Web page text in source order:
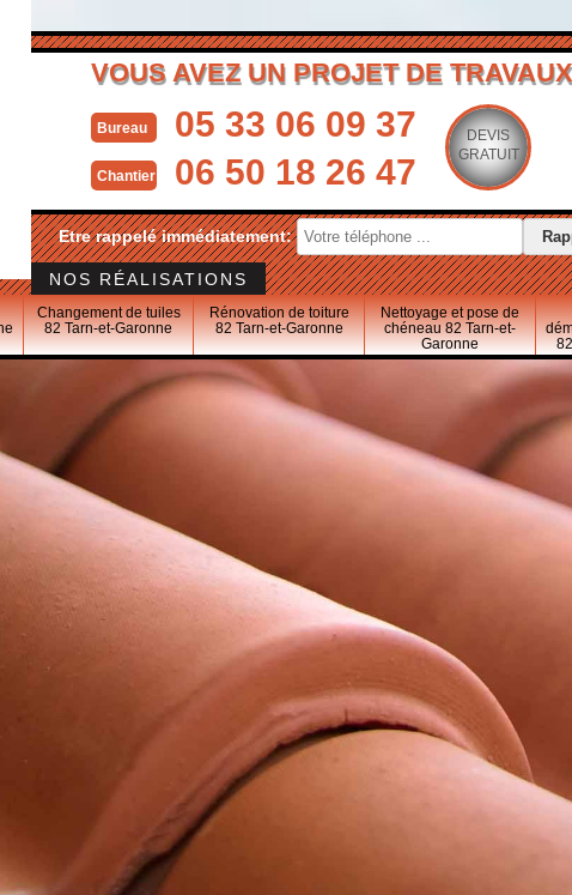
VOUS AVEZ UN PROJET DE
Bureau 05 33 06 09 37
Chantier 06 50 18 26 47
DEVIS
GRATUIT
Etre rappelé immédiatement:
NOS RÉALISATIONS
Changement de tuiles
82 Tarn-et-Garonne
Rénovation de toiture
82 Tarn-et-Garonne
Nettoyage et pose de
chéneau 82 Tarn-et-
Garonne